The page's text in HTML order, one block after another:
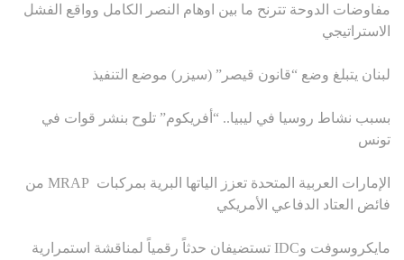
مفاوضات الدوحة تترنح ما بين اوهام النصر الكامل وواقع الفشل
الاستراتيجي
لبنان يتبلغ وضع “قانون قيصر” (سيزر) موضع التنفيذ
بسبب نشاط روسيا في ليبيا.. “أفريكوم” تلوح بنشر قوات في
تونس
الإمارات العربية المتحدة تعزز الياتها البرية بمركبات MRAP من
فائض العتاد الدفاعي الأمريكي
مايكروسوفت وIDC تستضيفان حدثاً رقمياً لمناقشة استمرارية